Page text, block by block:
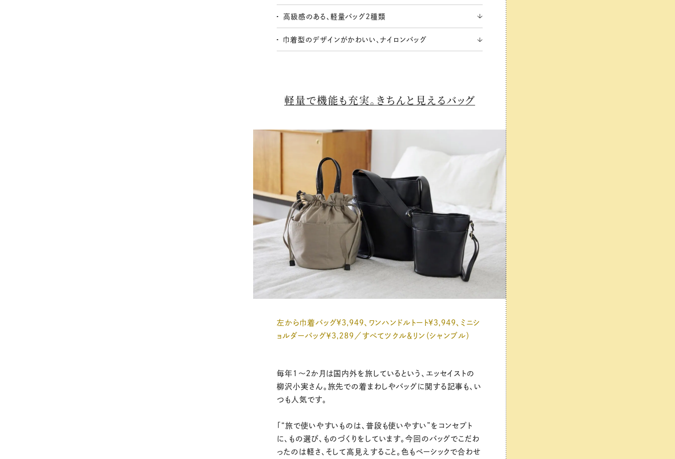
高級感のある、軽量バッグ2種類
巾着型のデザインがかわいい、ナイロンバッグ
軽量で機能も充実。きちんと見えるバッグ
左から巾着バッグ¥3,949、ワンハンドルトート¥3,949、ミニシ
ョルダーバッグ￥3,289／すべてツクル＆リン（シャンブル）
毎年１〜2か月は国内外を旅しているという、エッセイストの
柳沢小実さん。旅先での着まわしやバッグに関する記事も、い
つも人気です。
「“旅で使いやすいものは、普段も使いやすい”をコンセプト
に、もの選び、ものづくりをしています。今回のバッグでこだわ
ったのは軽さ、そして高見えすること。色もベーシックで合わせ